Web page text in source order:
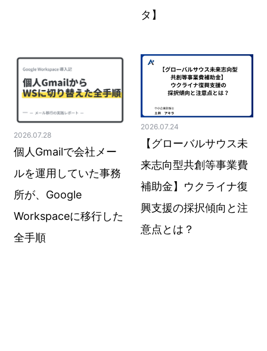
タ】
2026.07.28
個人Gmailで会社メー
ルを運用していた事務
所が、Google
Workspaceに移行した
全手順
2026.07.24
【グローバルサウス未
来志向型共創等事業費
補助金】ウクライナ復
興支援の採択傾向と注
意点とは？